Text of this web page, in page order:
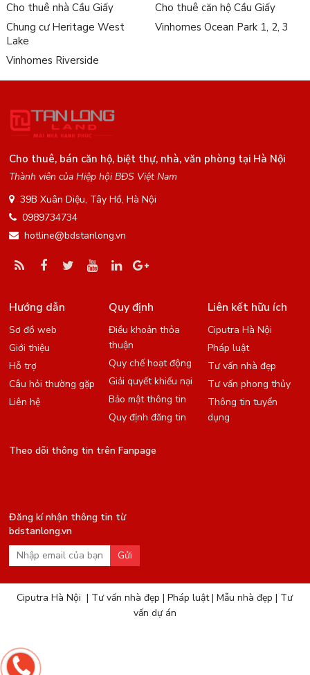
Cho thuê nhà Cầu Giấy
Cho thuê căn hộ Cầu Giấy
Chung cư Heritage West
Lake
Vinhomes Ocean Park 1, 2, 3
Vinhomes Riverside
Cho thuê, bán căn hộ, biệt thự, nhà, văn phòng tại Hà Nội
Thành viên của Hiệp hội BĐS Việt Nam
39B Xuân Diệu, Tây Hồ, Hà Nội
0989734734
hotline@bdstanlong.vn
Hướng dẫn
Sơ đồ web
Giới thiệu
Hỗ trợ
Câu hỏi thường gặp
Liên hệ
Quy định
Điều khoản thỏa
thuận
Quy chế hoạt động
Giải quyết khiếu nại
Bảo mật thông tin
Quy định đăng tin
Liên kết hữu ích
Ciputra Hà Nội
Pháp luật
Tư vấn nhà đẹp
Tư vấn phong thủy
Thông tin tuyển
dụng
Theo dõi thông tin trên Fanpage
Đăng kí nhận thông tin từ
bdstanlong.vn
Gửi
Ciputra Hà Nội | Tư vấn nhà đẹp |Pháp luật|Mẫu nhà đẹp | Tư
vấn dự án